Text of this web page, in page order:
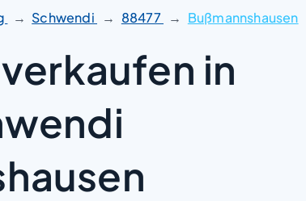
Schwendi 88477 Bußmannshausen
in